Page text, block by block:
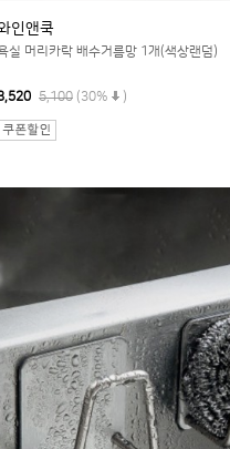
인앤쿡
실 머리카락 배수거름망 1개(색상랜덤)
5,100 (30% )